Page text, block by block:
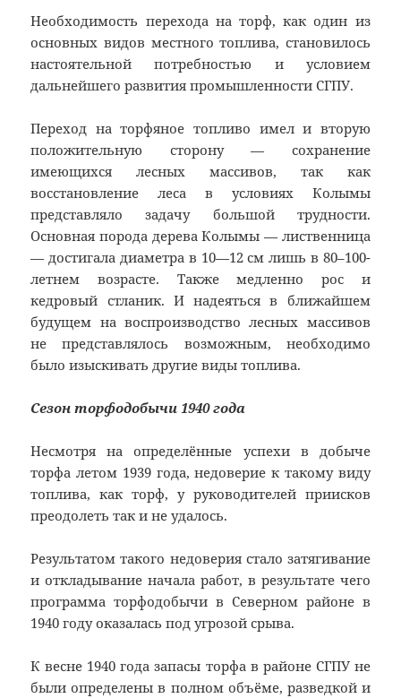
Необходимость перехода на торф, как один из
основных видов местного топлива, становилось
настоятельной потребностью и условием
дальнейшего развития промышленности СГПУ.
Переход на торфяное топливо имел и вторую
положительную сторону — сохранение
имеющихся лесных массивов, так как
восстановление леса в условиях Колымы
представляло задачу большой трудности.
Основная порода дерева Колымы — лиственница
— достигала диаметра в 10—12 см лишь в 80–100-
летнем возрасте. Также медленно рос и
кедровый стланик. И надеяться в ближайшем
будущем на воспроизводство лесных массивов
не представлялось возможным, необходимо
было изыскивать другие виды топлива.
Сезон торфодобычи 1940 года
Несмотря на определённые успехи в добыче
торфа летом 1939 года, недоверие к такому виду
топлива, как торф, у руководителей приисков
преодолеть так и не удалось.
Результатом такого недоверия стало затягивание
и откладывание начала работ, в результате чего
программа торфодобычи в Северном районе в
1940 году оказалась под угрозой срыва.
К весне 1940 года запасы торфа в районе СГПУ не
были определены в полном объёме, разведкой и